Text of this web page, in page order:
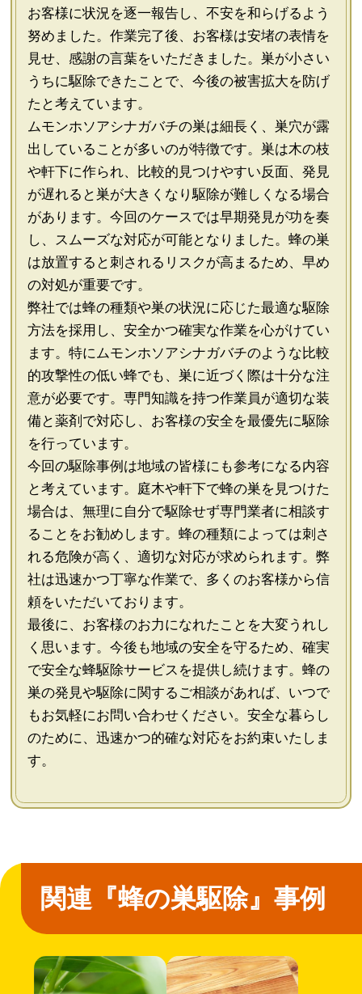
お客様に状況を逐一報告し、不安を和らげるよう
努めました。作業完了後、お客様は安堵の表情を
見せ、感謝の言葉をいただきました。巣が小さい
うちに駆除できたことで、今後の被害拡大を防げ
たと考えています。
ムモンホソアシナガバチの巣は細長く、巣穴が露
出していることが多いのが特徴です。巣は木の枝
や軒下に作られ、比較的見つけやすい反面、発見
が遅れると巣が大きくなり駆除が難しくなる場合
があります。今回のケースでは早期発見が功を奏
し、スムーズな対応が可能となりました。蜂の巣
は放置すると刺されるリスクが高まるため、早め
の対処が重要です。
弊社では蜂の種類や巣の状況に応じた最適な駆除
方法を採用し、安全かつ確実な作業を心がけてい
ます。特にムモンホソアシナガバチのような比較
的攻撃性の低い蜂でも、巣に近づく際は十分な注
意が必要です。専門知識を持つ作業員が適切な装
備と薬剤で対応し、お客様の安全を最優先に駆除
を行っています。
今回の駆除事例は地域の皆様にも参考になる内容
と考えています。庭木や軒下で蜂の巣を見つけた
場合は、無理に自分で駆除せず専門業者に相談す
ることをお勧めします。蜂の種類によっては刺さ
れる危険が高く、適切な対応が求められます。弊
社は迅速かつ丁寧な作業で、多くのお客様から信
頼をいただいております。
最後に、お客様のお力になれたことを大変うれし
く思います。今後も地域の安全を守るため、確実
で安全な蜂駆除サービスを提供し続けます。蜂の
巣の発見や駆除に関するご相談があれば、いつで
もお気軽にお問い合わせください。安全な暮らし
のために、迅速かつ的確な対応をお約束いたしま
す。
関連『蜂の巣駆除』事例